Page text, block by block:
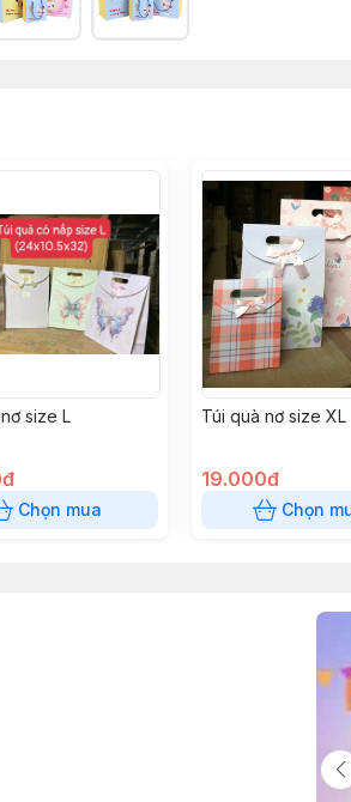
size L
Chọn mua
Túi quà nơ size XL
19.000đ
Chọn